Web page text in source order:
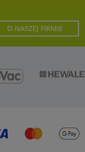
O NASZEJ FIRMIE